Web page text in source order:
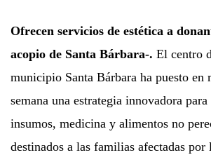
Ofrecen servicios de estética a
acopio de Santa Bárbara-. El centro
municipio Santa Bárbara ha puesto en
semana una estrategia innovadora
insumos, medicina y alimentos no
destinados a las familias afectadas por